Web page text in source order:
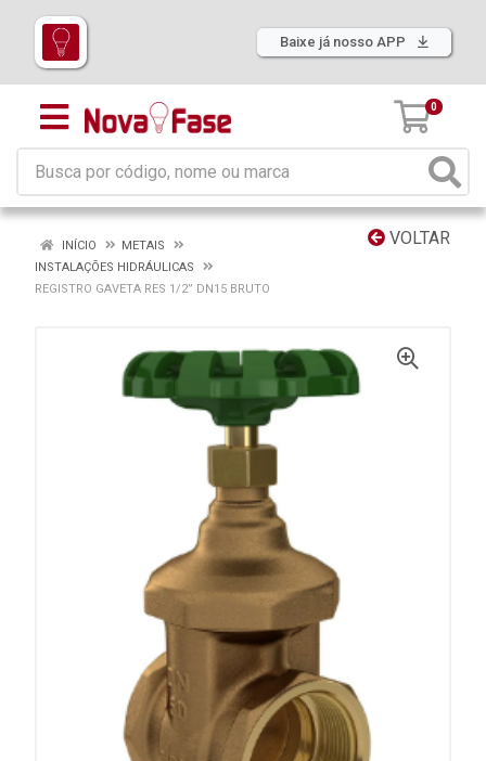
Baixe já nosso APP
0
VOLTAR
INÍCIO
METAIS
INSTALAÇÕES HIDRÁULICAS
REGISTRO GAVETA RES 1/2” DN15 BRUTO